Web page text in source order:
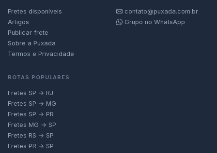
Fretes disponíveis
Artigos
Publicar frete
Sobre a Puxada
Termos e Privacidade
contato@puxada.com.br
Grupo no WhatsApp
ROTAS POPULARES
Fretes SP → RJ
Fretes SP → MG
Fretes SP → PR
Fretes MG → SP
Fretes RS → SP
Fretes PR → SP